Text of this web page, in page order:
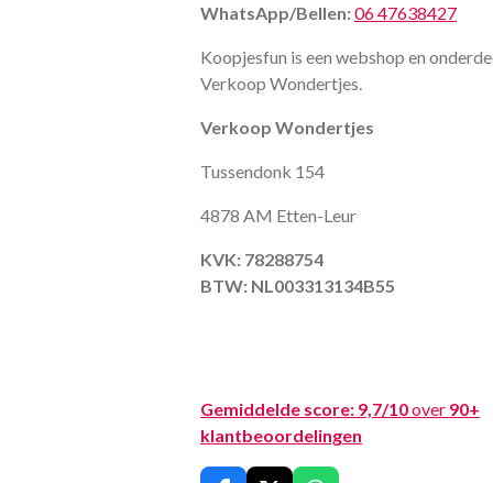
WhatsApp/Bellen:06 47638427
Koopjesfun is een webshop en
Verkoop Wondertjes.
Verkoop Wondertjes
Tussendonk 154
4878 AM Etten-Leur
KVK: 78288754
BTW: NL003313134B55
Gemiddelde score: 9,7/10over 90+
klantbeoordelingen